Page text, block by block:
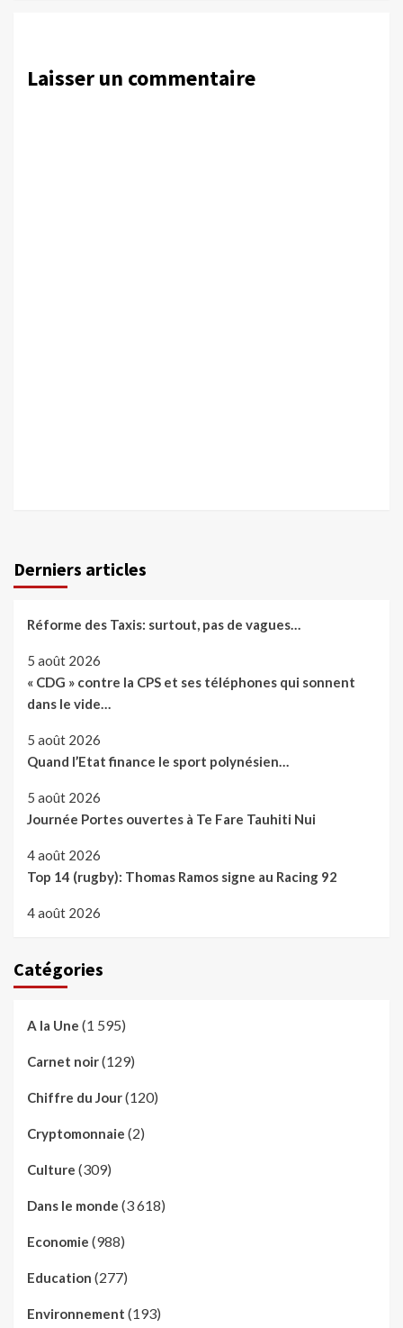
Laisser un commentaire
Derniers articles
Réforme des Taxis: surtout, pas de vagues…
5 août 2026
« CDG » contre la CPS et ses téléphones qui sonnent
dans le vide…
5 août 2026
Quand l’Etat finance le sport polynésien…
5 août 2026
Journée Portes ouvertes à Te Fare Tauhiti Nui
4 août 2026
Top 14 (rugby): Thomas Ramos signe au Racing 92
4 août 2026
Catégories
A la Une (1 595)
Carnet noir(129)
Chiffre du Jour(120)
Cryptomonnaie (2)
Culture (309)
Dans le monde (3 618)
Economie (988)
Education (277)
Environnement (193)